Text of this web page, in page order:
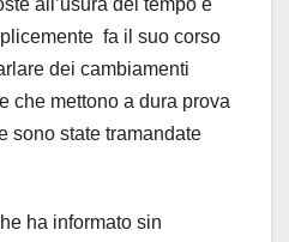
fa il suo corso
dei cambiamenti
che mettono a dura prova
sono state tramandate
ha informato sin